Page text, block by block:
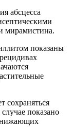
абсцесса
мирамистина.
показаны
сохраняться
показано